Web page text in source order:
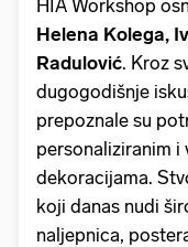
HIA Workshop
Helena Kolega,
Radulović. Kroz
dugogodišnje
prepoznale su
personaliziranim
dekoracijama.
koji danas nudi
naljepnica,